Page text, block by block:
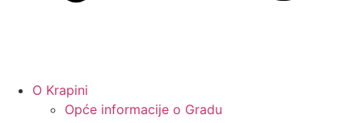
O Krapini
Opće informacije o Gradu